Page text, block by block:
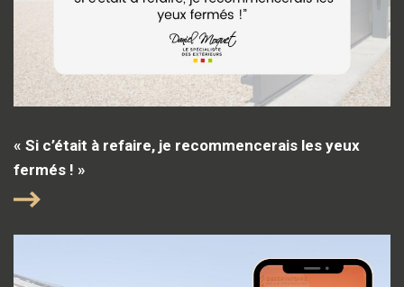
« Si c’était à refaire, je recommencerais les yeux
fermés ! »